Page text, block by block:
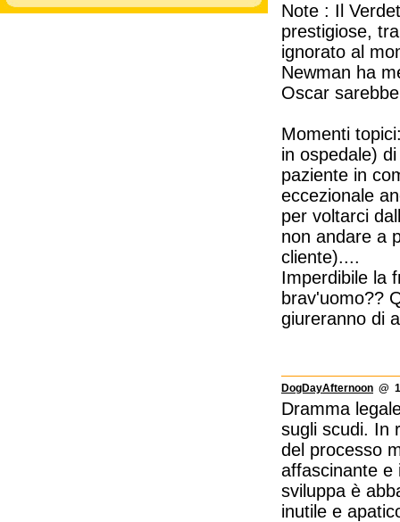
Note : Il
prestigiose,
ignorato al
Newman ha
Oscar
Momenti
in ospedale)
paziente in
eccezionale
per voltarci
non andare a
cliente)....
Imperdibile la
brav'uomo??
giureranno di
DogDayAfternoon @
Dramma
sugli scudi. In
del processo
affascinante e
sviluppa è
inutile e